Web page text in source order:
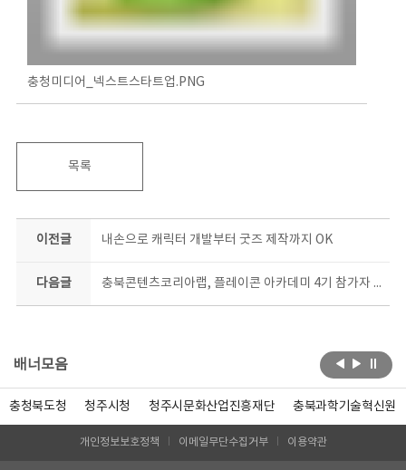
충청미디어_넥스트스타트업.PNG
목록
이전글 내손으로 캐릭터 개발부터 굿즈 제작까지 OK
다음글 충북콘텐츠코리아랩, 플레이콘 아카데미 4기 참가자 모집
배너모음
충청북도청 청주시청 청주시문화산업진흥재단 충북과학기술혁신원
개인정보보호정책 이메일무단수집거부 이용약관